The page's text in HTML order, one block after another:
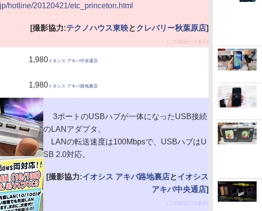
hotline/20120421/etc_princeton.html
[撮影協力:テクノハウス東映とクレバリー秋葉原店]
[この製品だけ表示]
1,980イオシス アキバ中央通店
1,980イオシス アキバ路地裏店
3ポートのUSBハブが一体になったUSB接続
のLANアダプタ。
LANの転送速度は100Mbpsで、USBハブはU
SB 2.0対応。
[撮影協力:イオシス アキバ路地裏店とイオシス
アキバ中央通店]
[この製品だけ表示]